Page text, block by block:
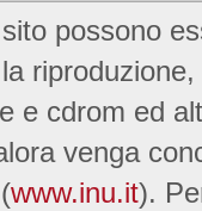
possono
e cdrom ed
venga
www.inu.it).